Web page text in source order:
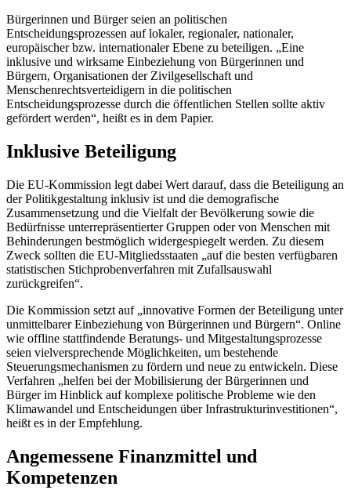
Bürgerinnen und Bürger seien an politischen
Entscheidungsprozessen auf lokaler, regionaler, nationaler,
europäischer bzw. internationaler Ebene zu beteiligen. „Eine
inklusive und wirksame Einbeziehung von Bürgerinnen und
Bürgern, Organisationen der Zivilgesellschaft und
Menschenrechtsverteidigern in die politischen
Entscheidungsprozesse durch die öffentlichen Stellen sollte aktiv
gefördert werden“, heißt es in dem Papier.
Inklusive Beteiligung
Die EU-Kommission legt dabei Wert darauf, dass die Beteiligung an
der Politikgestaltung inklusiv ist und die demografische
Zusammensetzung und die Vielfalt der Bevölkerung sowie die
Bedürfnisse unterrepräsentierter Gruppen oder von Menschen mit
Behinderungen bestmöglich widergespiegelt werden. Zu diesem
Zweck sollten die EU-Mitgliedsstaaten „auf die besten verfügbaren
statistischen Stichprobenverfahren mit Zufallsauswahl
zurückgreifen“.
Die Kommission setzt auf „innovative Formen der Beteiligung unter
unmittelbarer Einbeziehung von Bürgerinnen und Bürgern“. Online
wie offline stattfindende Beratungs- und Mitgestaltungsprozesse
seien vielversprechende Möglichkeiten, um bestehende
Steuerungsmechanismen zu fördern und neue zu entwickeln. Diese
Verfahren „helfen bei der Mobilisierung der Bürgerinnen und
Bürger im Hinblick auf komplexe politische Probleme wie den
Klimawandel und Entscheidungen über Infrastrukturinvestitionen“,
heißt es in der Empfehlung.
Angemessene Finanzmittel und
Kompetenzen